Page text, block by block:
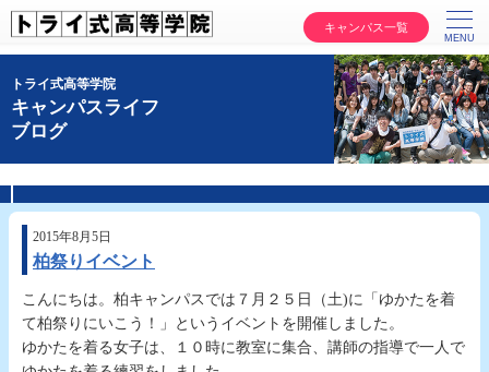
キャンパス一覧
トライ式高等学院
キャンパスライフ
ブログ
2015年8月5日
柏祭りイベント
こんにちは。柏キャンパスでは７月２５日（土)に「ゆかたを着
て柏祭りにいこう！」というイベントを開催しました。
ゆかたを着る女子は、１０時に教室に集合、講師の指導で一人で